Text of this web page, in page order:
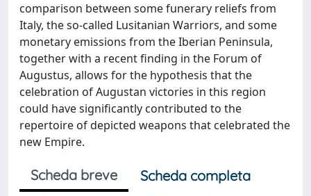
comparison between some funerary reliefs from
Italy, the so-called Lusitanian Warriors, and some
monetary emissions from the Iberian Peninsula,
together with a recent finding in the Forum of
Augustus, allows for the hypothesis that the
celebration of Augustan victories in this region
could have significantly contributed to the
repertoire of depicted weapons that celebrated the
new Empire.
Scheda breve
Scheda completa